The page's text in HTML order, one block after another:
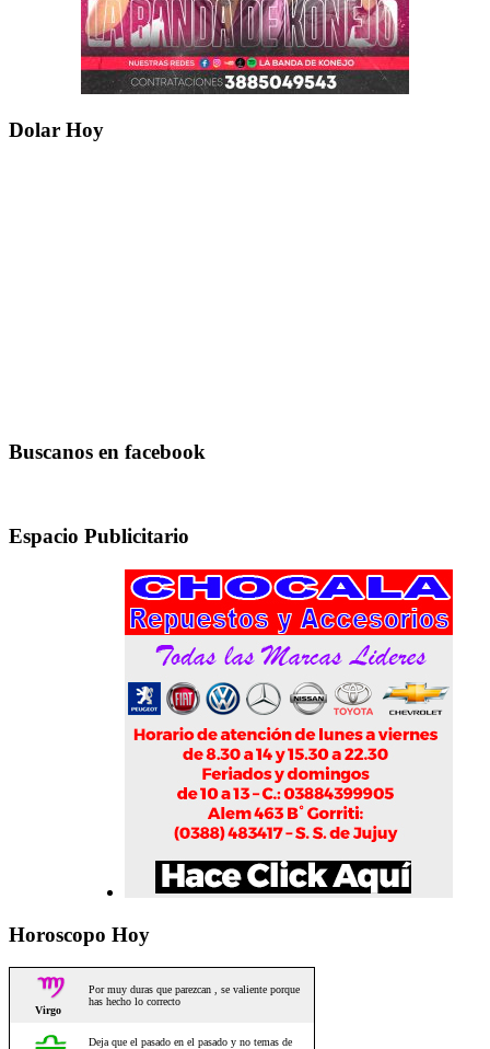
Dolar Hoy
Buscanos en facebook
Espacio Publicitario
Horoscopo Hoy